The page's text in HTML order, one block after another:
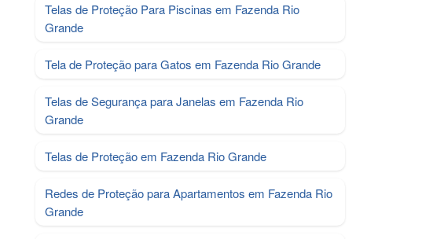
Telas de Proteção Para Piscinas em Fazenda Rio
Grande
Tela de Proteção para Gatos em Fazenda Rio Grande
Telas de Segurança para Janelas em Fazenda Rio
Grande
Telas de Proteção em Fazenda Rio Grande
Redes de Proteção para Apartamentos em Fazenda Rio
Grande